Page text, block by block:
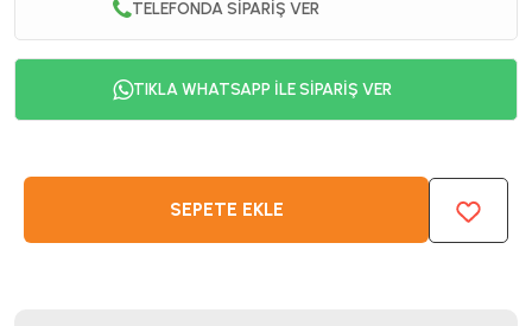
TELEFONDA SİPARİŞ VER
TIKLA WHATSAPP İLE SİPARİŞ VER
SEPETE EKLE